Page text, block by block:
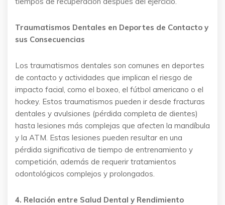
Traumatismos Dentales en Deportes de Contacto y
sus Consecuencias
Los traumatismos dentales son comunes en deportes
de contacto y actividades que implican el riesgo de
impacto facial, como el boxeo, el fútbol americano o el
hockey. Estos traumatismos pueden ir desde fracturas
dentales y avulsiones (pérdida completa de dientes)
hasta lesiones más complejas que afecten la mandíbula
y la ATM. Estas lesiones pueden resultar en una
pérdida significativa de tiempo de entrenamiento y
competición, además de requerir tratamientos
odontológicos complejos y prolongados.
4. Relación entre Salud Dental y Rendimiento